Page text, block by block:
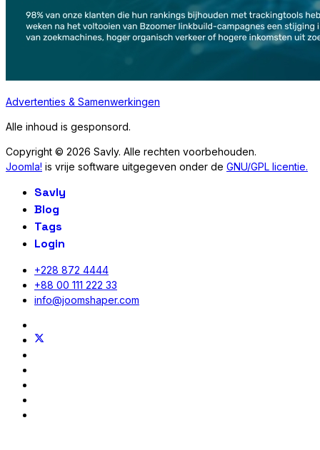
Advertenties & Samenwerkingen
Alle inhoud is gesponsord.
Copyright © 2026 Savly. Alle rechten voorbehouden.
Joomla! is vrije software uitgegeven onder de GNU/GPL licentie.
Savly
Blog
Tags
Login
+228 872 4444
+88 00 111 222 33
info@joomshaper.com